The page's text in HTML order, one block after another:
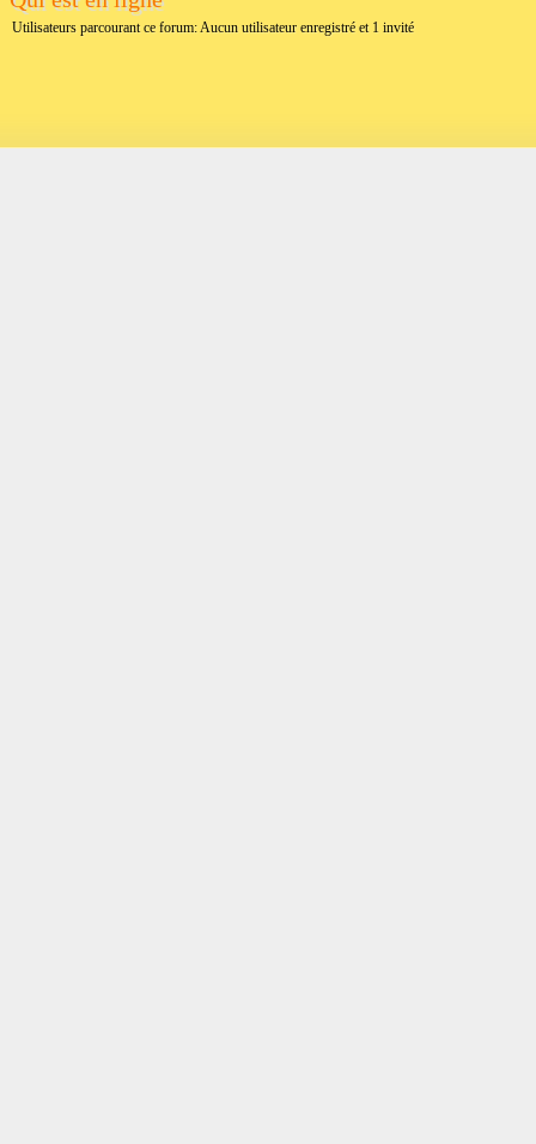
Utilisateurs parcourant ce forum: Aucun utilisateur enregistré et 1 invité